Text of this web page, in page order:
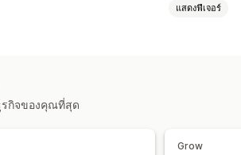
แสดงฟีเจอร์
หลายสกุลเงิน
รกิจของคุณที่สุด
Grow